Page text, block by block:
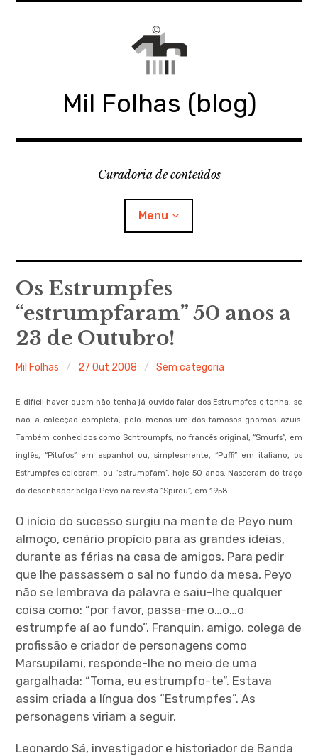
Mil Folhas (blog)
Curadoria de conteúdos
Menu
MIL FOLHAS
BLOG
Os Estrumpfes
“estrumpfaram” 50 anos a
23 de Outubro!
Mil Folhas 27 Out 2008 Sem categoria
É difícil haver quem não tenha já ouvido falar dos Estrumpfes e tenha, se
não a colecção completa, pelo menos um dos famosos gnomos azuis.
Também conhecidos como Schtroumpfs, no francês original, “Smurfs”, em
inglês, “Pitufos” em espanhol ou, simplesmente, “Puffi” em italiano, os
Estrumpfes celebram, ou “estrumpfam”, hoje 50 anos. Nasceram do traço
do desenhador belga Peyo na revista “Spirou”, em 1958.
O início do sucesso surgiu na mente de Peyo num
almoço, cenário propício para as grandes ideias,
durante as férias na casa de amigos. Para pedir
que lhe passassem o sal no fundo da mesa, Peyo
não se lembrava da palavra e saiu-lhe qualquer
coisa como: “por favor, passa-me o…o…o
estrumpfe aí ao fundo”. Franquin, amigo, colega de
profissão e criador de personagens como
Marsupilami, responde-lhe no meio de uma
gargalhada: “Toma, eu estrumpfo-te”. Estava
assim criada a língua dos “Estrumpfes”. As
personagens viriam a seguir.
Leonardo Sá, investigador e historiador de Banda